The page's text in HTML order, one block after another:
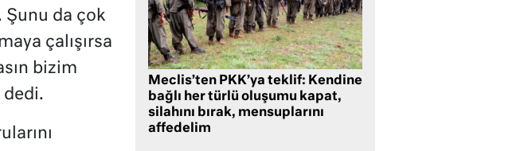
Şunu da çok
çalışırsa
bizim
dedi.
Meclis’ten PKK’ya teklif: Kendine
bağlı her türlü oluşumu kapat,
silahını bırak, mensuplarını
affedelim